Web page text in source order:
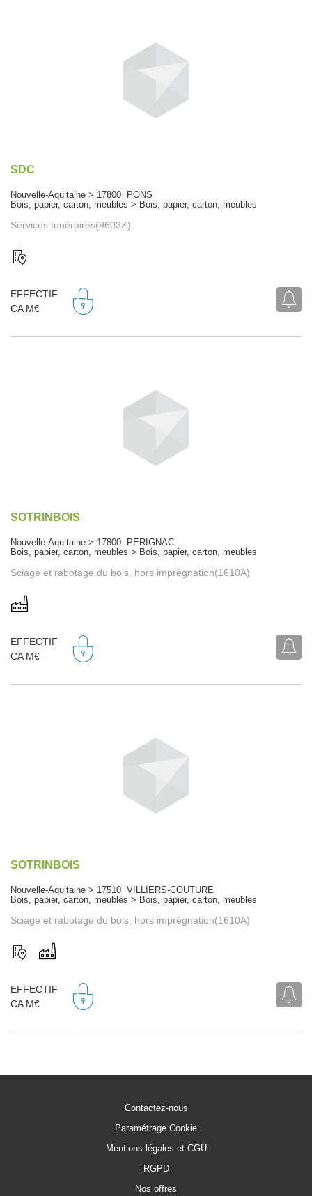
SDC
Nouvelle-Aquitaine > 17800 PONS
Bois, papier, carton, meubles > Bois, papier, carton, meubles
Services funéraires(9603Z)
EFFECTIF
CA M€
SOTRINBOIS
Nouvelle-Aquitaine > 17800 PERIGNAC
Bois, papier, carton, meubles > Bois, papier, carton, meubles
Sciage et rabotage du bois, hors imprégnation(1610A)
EFFECTIF
CA M€
SOTRINBOIS
Nouvelle-Aquitaine > 17510 VILLIERS-COUTURE
Bois, papier, carton, meubles > Bois, papier, carton, meubles
Sciage et rabotage du bois, hors imprégnation(1610A)
EFFECTIF
CA M€
Contactez-nous
Paramétrage Cookie
Mentions légales et CGU
RGPD
Nos offres